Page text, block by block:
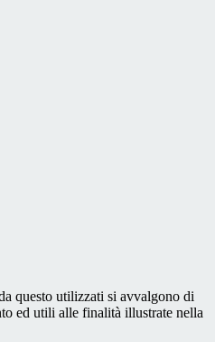
questo utilizzati si avvalgono di
ed utili alle finalità illustrate nella